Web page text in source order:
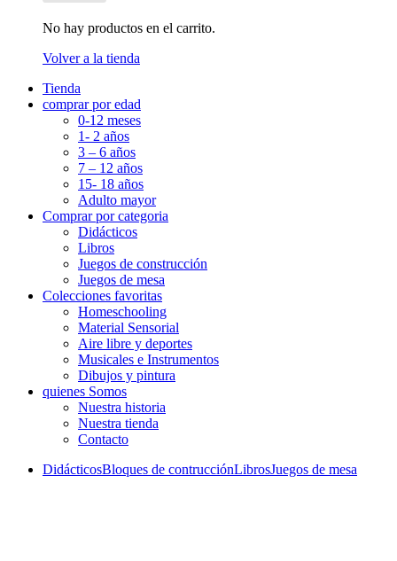
No hay productos en el carrito.
Volver a la tienda
Tienda
comprar por edad
0-12 meses
1- 2 años
3 – 6 años
7 – 12 años
15- 18 años
Adulto mayor
Comprar por categoria
Didácticos
Libros
Juegos de construcción
Juegos de mesa
Colecciones favoritas
Homeschooling
Material Sensorial
Aire libre y deportes
Musicales e Instrumentos
Dibujos y pintura
quienes Somos
Nuestra historia
Nuestra tienda
Contacto
DidácticosBloques de contrucciónLibrosJuegos de mesa